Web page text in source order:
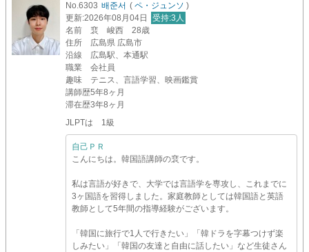
No.6303 배준서 ( ペ・ジュンソ )
更新:2026年08月04日 受持:3人
名前
裵 峻西 28歳
住所
広島県 広島市
沿線
広島駅、本通駅
職業
会社員
趣味
テニス、言語学習、映画鑑賞
講師歴5年8ヶ月
滞在歴3年8ヶ月
JLPTは 1級
自己ＰＲ
こんにちは。韓国語講師の裵です。
私は言語が好きで、大学では言語学を専攻し、これまでに
3ヶ国語を習得しました。家庭教師としては韓国語と英語
教師として5年間の指導経験がございます。
「韓国に旅行で1人で行きたい」「韓ドラを字幕つけず楽
しみたい」「韓国の友達と自由に話したい」など生徒さん